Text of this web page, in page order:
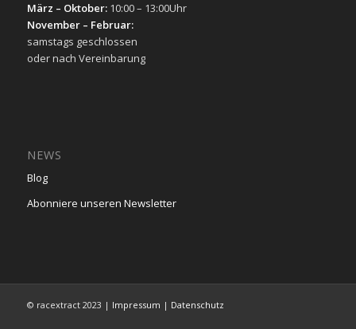
März – Oktober:10:00 – 13:00Uhr
November – Februar:
samstags geschlossen
oder nach Vereinbarung
NEWS
Blog
Abonniere unseren Newsletter
© racextract 2023 | Impressum | Datenschutz